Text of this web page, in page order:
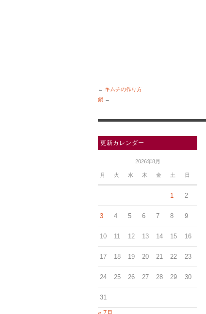
← キムチの作り方
鍋 →
更新カレンダー
2026年8月
月 火 水 木 金 土 日
1 2
3 4 5 6 7 8 9
10 11 12 13 14 15 16
17 18 19 20 21 22 23
24 25 26 27 28 29 30
31